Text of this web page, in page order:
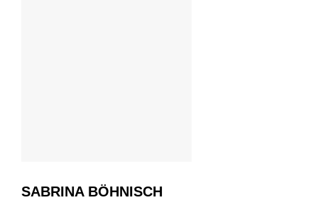
SABRINA BÖHNISCH